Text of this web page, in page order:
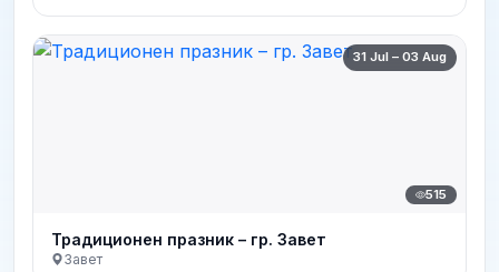
31 Jul – 03 Aug
515
Традиционен празник – гр. Завет
Завет